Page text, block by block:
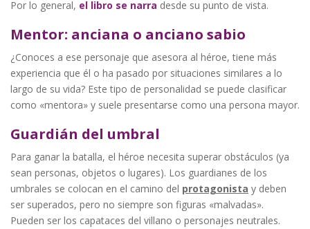
Por lo general, el libro se narra desde su punto de vista.
Mentor: anciana o anciano sabio
¿Conoces a ese personaje que asesora al héroe, tiene más
experiencia que él o ha pasado por situaciones similares a lo
largo de su vida? Este tipo de personalidad se puede clasificar
como «mentora» y suele presentarse como una persona mayor.
Guardián del umbral
Para ganar la batalla, el héroe necesita superar obstáculos (ya
sean personas, objetos o lugares). Los guardianes de los
umbrales se colocan en el camino del protagonista y deben
ser superados, pero no siempre son figuras «malvadas».
Pueden ser los capataces del villano o personajes neutrales.